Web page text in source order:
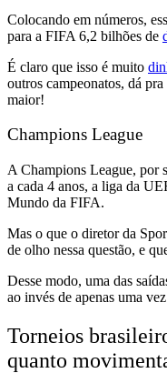
Colocando em números,
para a FIFA 6,2 bilhões de
É claro que isso é muito
outros campeonatos, dá
maior!
Champions League
A Champions League, por
a cada 4 anos, a liga da
Mundo da FIFA.
Mas o que o diretor da
de olho nessa questão, e
Desse modo, uma das
ao invés de apenas uma
Torneios
quanto